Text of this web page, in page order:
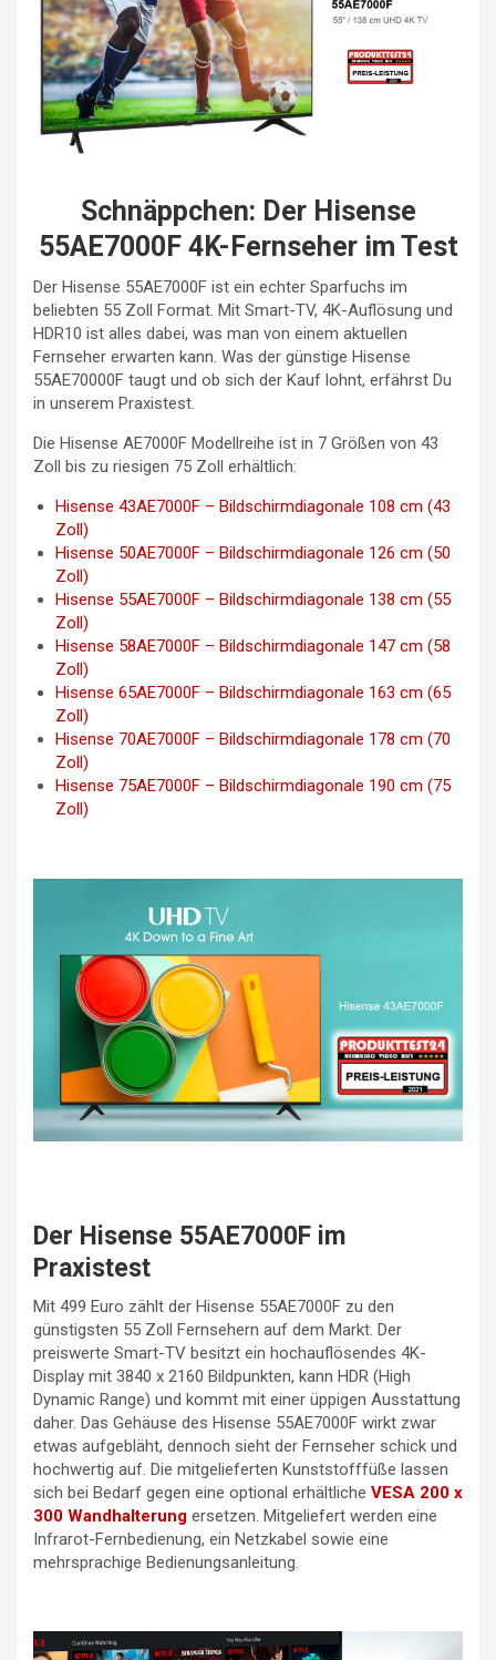
Schnäppchen: Der Hisense
55AE7000F 4K-Fernseher im Test
Der Hisense 55AE7000F ist ein echter Sparfuchs im
beliebten 55 Zoll Format. Mit Smart-TV, 4K-Auflösung und
HDR10 ist alles dabei, was man von einem aktuellen
Fernseher erwarten kann. Was der günstige Hisense
55AE70000F taugt und ob sich der Kauf lohnt, erfährst Du
in unserem Praxistest.
Die Hisense AE7000F Modellreihe ist in 7 Größen von 43
Zoll bis zu riesigen 75 Zoll erhältlich:
Hisense 43AE7000F – Bildschirmdiagonale 108 cm (43
Zoll)
Hisense 50AE7000F – Bildschirmdiagonale 126 cm (50
Zoll)
Hisense 55AE7000F – Bildschirmdiagonale 138 cm (55
Zoll)
Hisense 58AE7000F – Bildschirmdiagonale 147 cm (58
Zoll)
Hisense 65AE7000F – Bildschirmdiagonale 163 cm (65
Zoll)
Hisense 70AE7000F – Bildschirmdiagonale 178 cm (70
Zoll)
Hisense 75AE7000F – Bildschirmdiagonale 190 cm (75
Zoll)
Der Hisense 55AE7000F im
Praxistest
Mit 499 Euro zählt der Hisense 55AE7000F zu den
günstigsten 55 Zoll Fernsehern auf dem Markt. Der
preiswerte Smart-TV besitzt ein hochauflösendes 4K-
Display mit 3840 x 2160 Bildpunkten, kann HDR (High
Dynamic Range) und kommt mit einer üppigen Ausstattung
daher. Das Gehäuse des Hisense 55AE7000F wirkt zwar
etwas aufgebläht, dennoch sieht der Fernseher schick und
hochwertig auf. Die mitgelieferten Kunststofffüße lassen
sich bei Bedarf gegen eine optional erhältliche VESA 200 x
300 Wandhalterung ersetzen. Mitgeliefert werden eine
Infrarot-Fernbedienung, ein Netzkabel sowie eine
mehrsprachige Bedienungsanleitung.